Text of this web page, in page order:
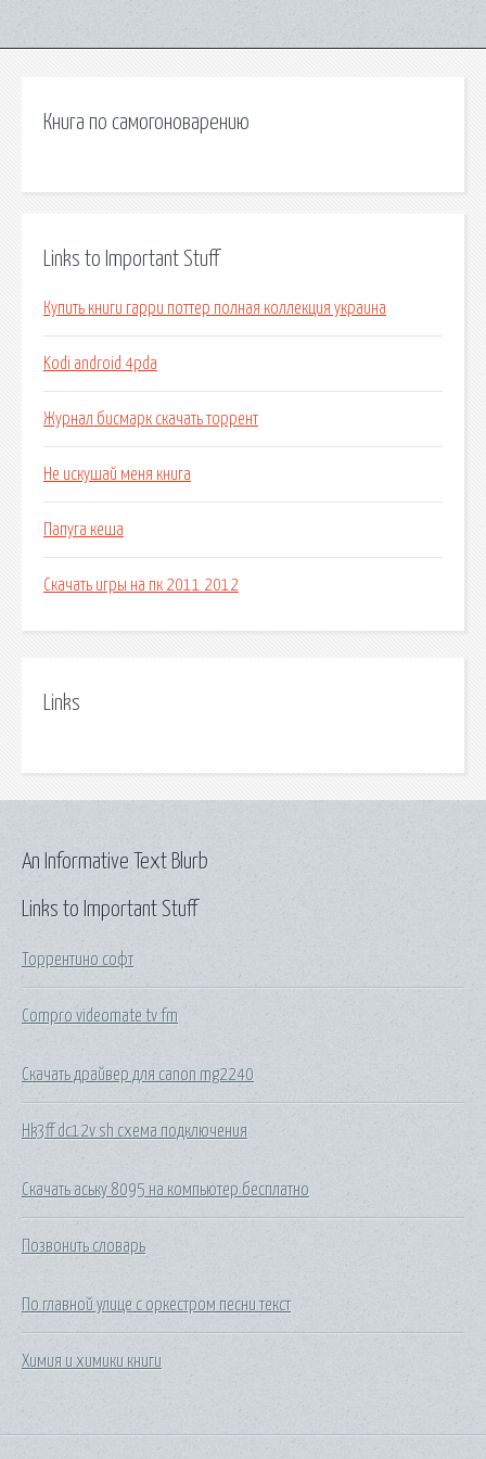
Книга по самогоноварению
Links to Important Stuff
Купить книги гарри поттер полная коллекция украина
Kodi android 4pda
Журнал бисмарк скачать торрент
Не искушай меня книга
Папуга кеша
Скачать игры на пк 2011 2012
Links
Links to Important Stuff
Торрентино софт
Compro videomate tv fm
Скачать драйвер для canon mg2240
Hk3ff dc12v sh схема подключения
Скачать аську 8095 на компьютер бесплатно
Позвонить словарь
По главной улице с оркестром песни текст
Химия и химики книги
An Informative Text Blurb